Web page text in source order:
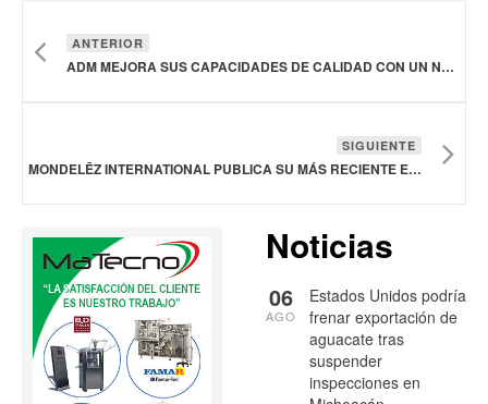
ANTERIOR
ADM MEJORA SUS CAPACIDADES DE CALIDAD CON UN NUEVO LABORATORIO CENTRAL DE MOLIENDA
SIGUIENTE
MONDELĒZ INTERNATIONAL PUBLICA SU MÁS RECIENTE ENCUESTA SOBRE SNACKS
Noticias
Estados Unidos podría
frenar exportación de
aguacate tras
suspender
inspecciones en
06
AGO